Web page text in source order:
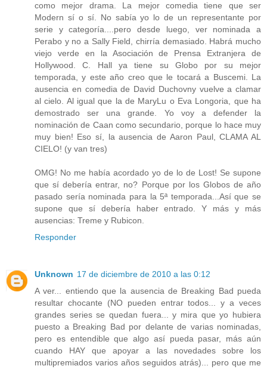
como mejor drama. La mejor comedia tiene que ser
Modern sí o sí. No sabía yo lo de un representante por
serie y categoría....pero desde luego, ver nominada a
Perabo y no a Sally Field, chirría demasiado. Habrá mucho
viejo verde en la Asociación de Prensa Extranjera de
Hollywood. C. Hall ya tiene su Globo por su mejor
temporada, y este año creo que le tocará a Buscemi. La
ausencia en comedia de David Duchovny vuelve a clamar
al cielo. Al igual que la de MaryLu o Eva Longoria, que ha
demostrado ser una grande. Yo voy a defender la
nominación de Caan como secundario, porque lo hace muy
muy bien! Eso sí, la ausencia de Aaron Paul, CLAMA AL
CIELO! (y van tres)
OMG! No me había acordado yo de lo de Lost! Se supone
que sí debería entrar, no? Porque por los Globos de año
pasado sería nominada para la 5ª temporada...Así que se
supone que sí debería haber entrado. Y más y más
ausencias: Treme y Rubicon.
Responder
Unknown 17 de diciembre de 2010 a las 0:12
A ver... entiendo que la ausencia de Breaking Bad pueda
resultar chocante (NO pueden entrar todos... y a veces
grandes series se quedan fuera... y mira que yo hubiera
puesto a Breaking Bad por delante de varias nominadas,
pero es entendible que algo así pueda pasar, más aún
cuando HAY que apoyar a las novedades sobre los
multipremiados varios años seguidos atrás)... pero que me